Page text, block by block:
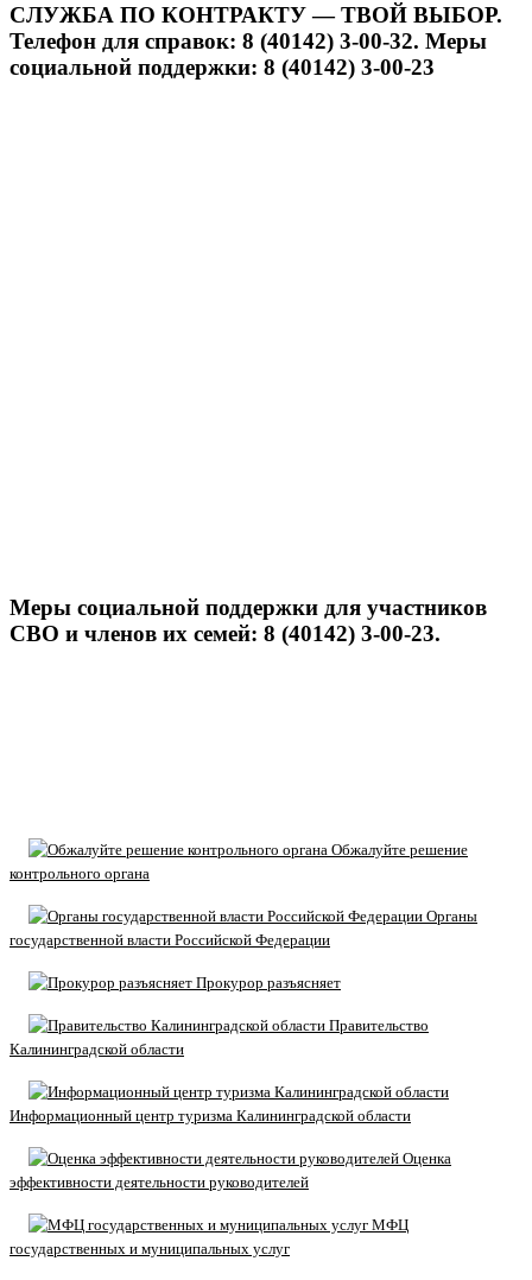
СЛУЖБА ПО КОНТРАКТУ — ТВОЙ ВЫБОР.
Телефон для справок: 8 (40142) 3-00-32. Меры
социальной поддержки: 8 (40142) 3-00-23
Меры социальной поддержки для участников
СВО и членов их семей: 8 (40142) 3-00-23.
Обжалуйте решение
контрольного органа
Органы
государственной власти Российской Федерации
Прокурор разъясняет
Правительство
Калининградской области
Информационный центр туризма Калининградской области
Оценка
эффективности деятельности руководителей
МФЦ
государственных и муниципальных услуг